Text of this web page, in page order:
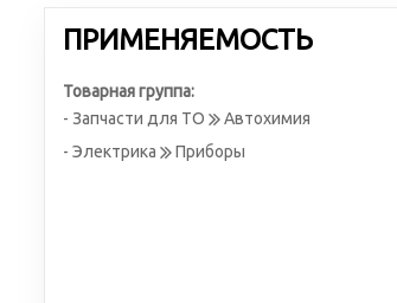
ПРИМЕНЯЕМОСТЬ
Товарная группа:
- Запчасти для ТО
Автохимия
- Электрика
Приборы